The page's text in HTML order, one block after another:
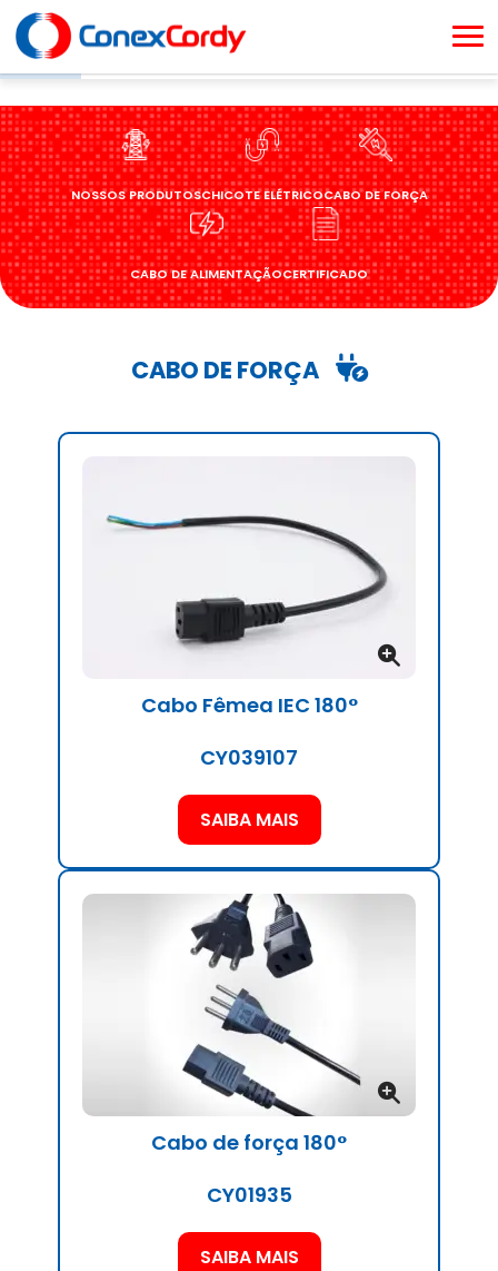
98277-
6252
NOSSOS PRODUTOSCHICOTE ELÉTRICOCABO DE FORÇA
CABO DE ALIMENTAÇÃOCERTIFICADO
CABO DE FORÇA
Cabo Fêmea IEC 180°
CY039107
SAIBA MAIS
Cabo de força 180°
CY01935
SAIBA MAIS